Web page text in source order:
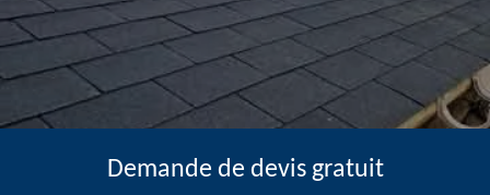
Demande de devis gratuit